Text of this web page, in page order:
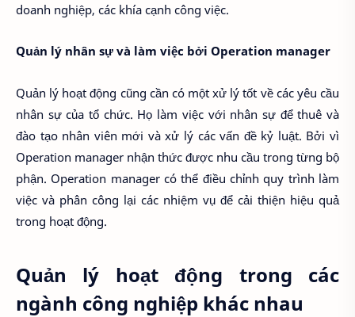
doanh nghiệp, các khía cạnh công việc.
Quản lý nhân sự và làm việc bởi Operation manager
Quản lý hoạt động cũng cần có một xử lý tốt về các yêu cầu
nhân sự của tổ chức. Họ làm việc với nhân sự để thuê và
đào tạo nhân viên mới và xử lý các vấn đề kỷ luật. Bởi vì
Operation manager nhận thức được nhu cầu trong từng bộ
phận. Operation manager có thể điều chỉnh quy trình làm
việc và phân công lại các nhiệm vụ để cải thiện hiệu quả
trong hoạt động.
Quản lý hoạt động trong các
ngành công nghiệp khác nhau